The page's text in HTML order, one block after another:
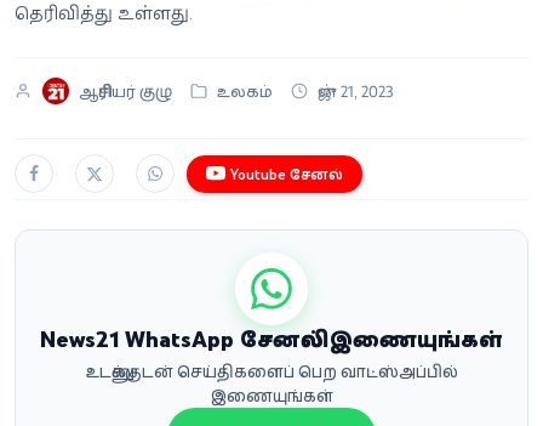
தெரிவித்து உள்ளது.
ஆசிரியர் குழு உலகம் ஜுன் 21, 2023
Youtube சேனல்
News21 WhatsApp சேனலில் இணையுங்கள்
உடனுக்குடன் செய்திகளைப் பெற வாட்ஸ்அப்பில்
இணையுங்கள்